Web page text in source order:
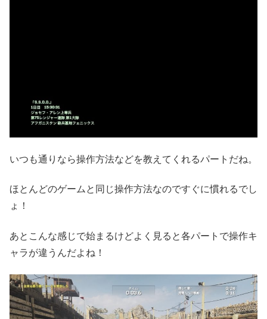
いつも通りなら操作方法などを教えてくれるパートだね。
ほとんどのゲームと同じ操作方法なのですぐに慣れるでし
ょ！
あとこんな感じで始まるけどよく見ると各パートで操作キ
ャラが違うんだよね！